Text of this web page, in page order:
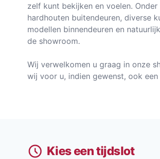
zelf kunt bekijken en voelen.
hardhouten buitendeuren, diverse
modellen binnendeuren en
de showroom.
Wij verwelkomen u graag in onze
wij voor u, indien gewenst, ook
Kies een tijdslot